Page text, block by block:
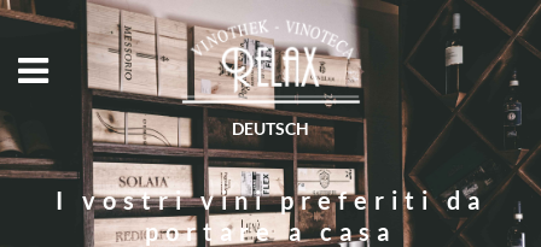
DEUTSCH
I vostri vini preferiti da
portare a casa